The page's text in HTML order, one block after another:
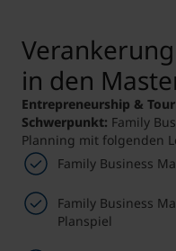
in den
Entrepreneurship &
Schwerpunkt: Family
Planning mit folgenden
Family Business
Family Business
Planspiel